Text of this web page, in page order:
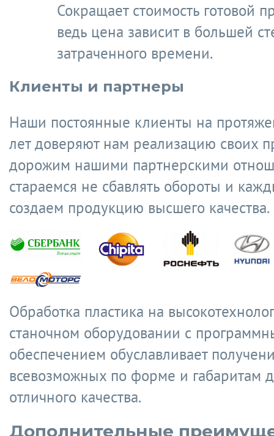
Сокращает стоимость готовой
ведь цена зависит в большей
затраченного времени.
Клиенты и партнеры
Наши постоянные клиенты на
лет доверяют нам реализацию своих
дорожим нашими партнерскими
стараемся не сбавлять обороты и
создаем продукцию высшего качества.
Обработка пластика на
станочном оборудовании с
обеспечением обуславливает
всевозможных по форме и габаритам
отличного качества.
Дополнительные